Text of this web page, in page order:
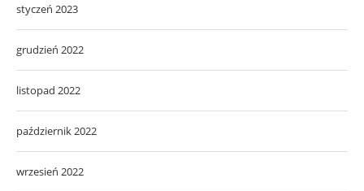
styczeń 2023
grudzień 2022
listopad 2022
październik 2022
wrzesień 2022